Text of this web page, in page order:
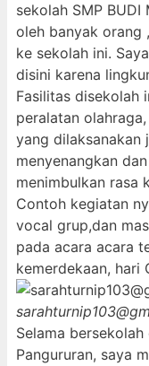
sekolah SMP BUDI
oleh banyak orang
ke sekolah ini.
disini karena
Fasilitas disekolah
peralatan
yang dilaksanakan
menyenangkan
menimbulkan rasa
Contoh kegiatan
vocal grup,dan
pada acara acara
kemerdekaan, hari
Selama
Pangururan, saya